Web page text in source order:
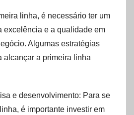
linha, é necessário ter um
excelência e a qualidade em
Algumas estratégias
alcançar a primeira linha
e desenvolvimento: Para se
é importante investir em